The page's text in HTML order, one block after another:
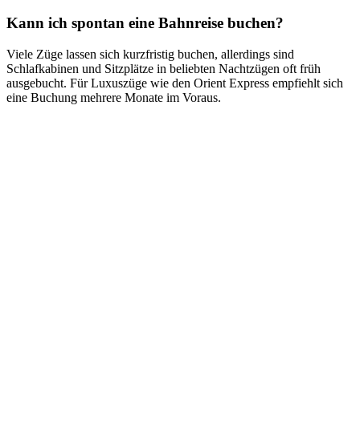
Kann ich spontan eine Bahnreise buchen?
Viele Züge lassen sich kurzfristig buchen, allerdings sind
Schlafkabinen und Sitzplätze in beliebten Nachtzügen oft früh
ausgebucht. Für Luxuszüge wie den Orient Express empfiehlt sich
eine Buchung mehrere Monate im Voraus.